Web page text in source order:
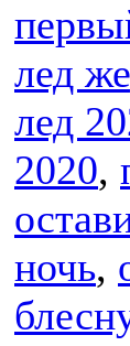
лед
лед
2020,
ночь,